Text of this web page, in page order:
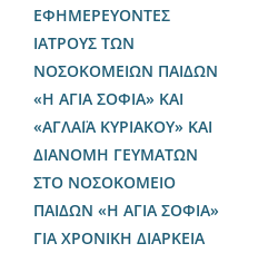
ΕΦΗΜΕΡΕΥΟΝΤΕΣ
ΙΑΤΡΟΥΣ ΤΩΝ
ΝΟΣΟΚΟΜΕΙΩΝ ΠΑΙΔΩΝ
«Η ΑΓΙΑ ΣΟΦΙΑ» ΚΑΙ
«ΑΓΛΑΪΑ ΚΥΡΙΑΚΟΥ» ΚΑΙ
ΔΙΑΝΟΜΗ ΓΕΥΜΑΤΩΝ
ΣΤΟ ΝΟΣΟΚΟΜΕΙΟ
ΠΑΙΔΩΝ «Η ΑΓΙΑ ΣΟΦΙΑ»
ΓΙΑ ΧΡΟΝΙΚΗ ΔΙΑΡΚΕΙΑ